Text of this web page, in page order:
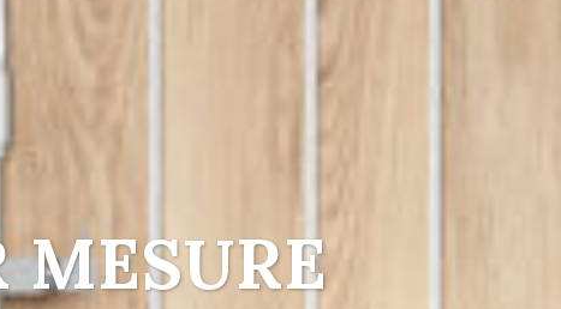
MESURE